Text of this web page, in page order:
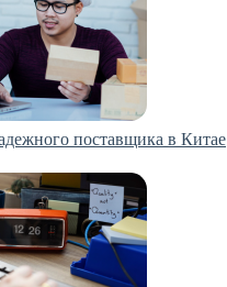
поставщика в Китае